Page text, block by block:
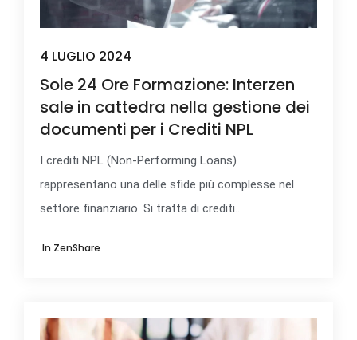
4 LUGLIO 2024
Sole 24 Ore Formazione: Interzen
sale in cattedra nella gestione dei
documenti per i Crediti NPL
I crediti NPL (Non-Performing Loans)
rappresentano una delle sfide più complesse nel
settore finanziario. Si tratta di crediti...
In ZenShare